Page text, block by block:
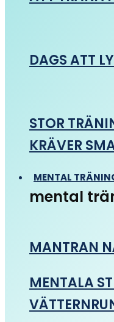
DAGS ATT
STOR
KRÄVER
MENTAL
mental
MANTRAN
MENTALA